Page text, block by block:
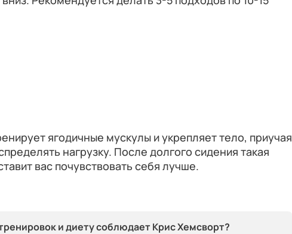
ягодичные мускулы и укрепляет тело, приучая
нагрузку. После долгого сидения такая
вас почувствовать себя лучше.
и диету соблюдает Крис Хемсворт?